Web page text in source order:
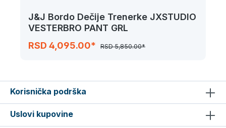
J&J Bordo Dečije Trenerke JXSTUDIO
VESTERBRO PANT GRL
RSD 4,095.00*
RSD 5,850.00*
Korisnička podrška
Uslovi kupovine